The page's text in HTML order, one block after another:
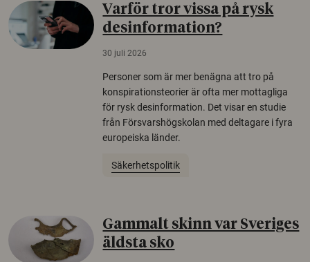
Varför tror vissa på rysk
desinformation?
30 juli 2026
Personer som är mer benägna att tro på
konspirationsteorier är ofta mer mottagliga
för rysk desinformation. Det visar en studie
från Försvarshögskolan med deltagare i fyra
europeiska länder.
Säkerhetspolitik
Gammalt skinn var Sveriges
äldsta sko